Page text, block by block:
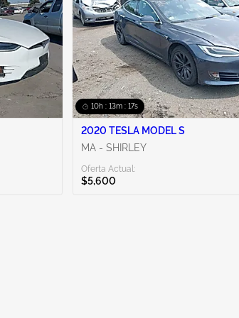
10h : 13m : 16s
2020 TESLA MODEL S
MA - SHIRLEY
Oferta Actual:
$5,600